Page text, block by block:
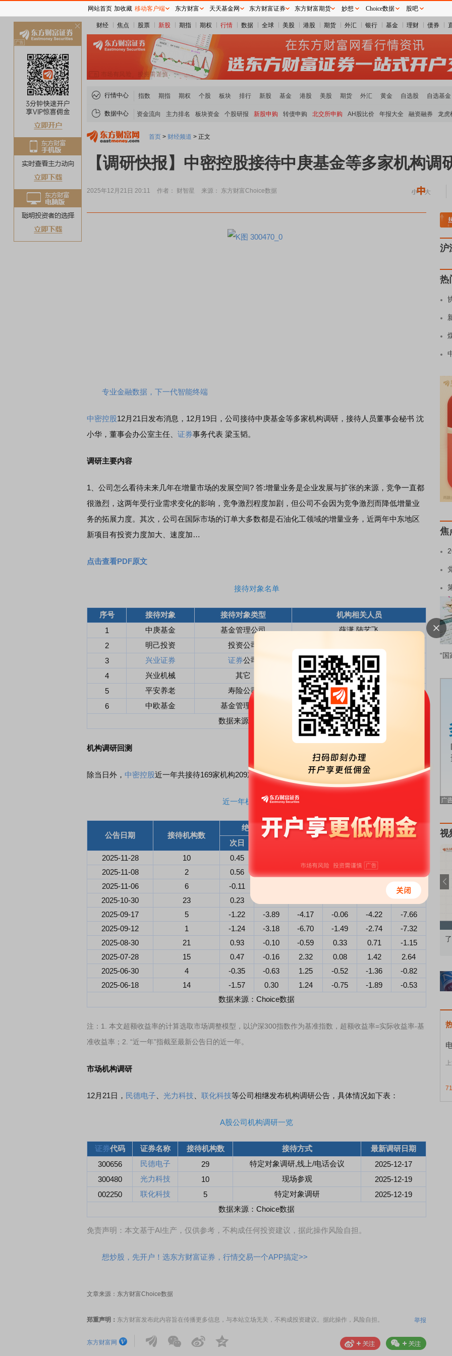
财经 焦点 股票 新股 期指 期权 行情 数据 全球 美股 港股 期货 外汇 银行 基金 理财 债券
行情中心 指数 期指 期权 个股 板块 排行 新股 基金 港股 美股 期货 外汇 黄金 自选股 自选基金
数据中心 资金流向 主力排名 板块资金 个股研报 新股申购 转债申购 北交所申购 AH股比价 年报大全 融资融券 龙虎
首页 > 财经频道 > 正文
【调研快报】中密控股接待中庚基金等多家机构调
2025年12月21日 20:11 作者： 财智星 来源： 东方财富Choice数据
专业金融数据，下一代智能终端
中密控股12月21日发布消息，12月19日，公司接待中庚基金等多家机构调研，接待人员董事会秘书 沈
小华，董事会办公室主任、 证券事务代表 梁玉韬。
调研主要内容
1、公司怎么看待未来几年在增量市场的发展空间? 答:增量业务是企业发展与扩张的来源，竞争一直都
很激烈，这两年受行业需求变化的影响，竞争激烈程度加剧，但公司不会因为竞争激烈而降低增量业
务的拓展力度。其次，公司在国际市场的订单大多数都是石油化工领域的增量业务，近两年中东地区
新项目有投资力度加大、速度加…
点击查看PDF原文
接待对象名单
序号 接待对象 接待对象类型
机构相关人员
1
中庚基金 基金管理公司
薛潇,陆艺飞
2
明己投资 投资公司
3
兴业证券 证券公司
郭亚男
4
兴业机械 其它
吴伟康
5
平安养老 寿险公司
陈晓光,曾雪菲
6
中欧基金 基金管理公司
袁维德,邵洁,代云峰
数据来源：Choice数据
机构调研回测
除当日外， 中密控股近一年共接待169家机构209次调研，近十个公告日的调研回测情况如下表所示：
近一年机构调研回测
公告日期 接待机构数
绝对收益率（%）
超额收益率（%）
次日
2025-11-28
10 0.45
2025-11-08
2 0.56 -0.99 -7.07 0.22 0.09
-2.26
2025-11-06
6 -0.11
-1.99
2025-10-30
23 0.23
7.54
2025-09-17
5 -1.22 -3.89 -4.17 -0.06 -4.22
-7.66
2025-09-12
1 -1.24 -3.18 -6.70 -1.49 -2.74
-7.32
2025-08-30
21 0.93 -0.10 -0.59 0.33 0.71
-1.15
2025-07-28
15 0.47 -0.16 2.32 0.08 1.42
2.64
2025-06-30
4 -0.35 -0.63 1.25 -0.52 -1.36
-0.82
2025-06-18
14 -1.57 0.30 1.24 -0.75 -1.89
-0.53
数据来源：Choice数据
注：1. 本文超额收益率的计算选取市场调整模型，以沪深300指数作为基准指数，超额收益率=实际收益率-基
准收益率；2. “近一年”指截至最新公告日的近一年。
市场机构调研
12月21日， 民德电子 光力科技 联化科技等公司相继发布机构调研公告，具体情况如下表：
A股公司机构调研一览
证券代码 证券名称 接待机构数 接待方式
最新调研日期
300656
民德电子 29 特定对象调研,线上/电话会议
2025-12-17
300480
光力科技 10 现场参观
2025-12-19
002250
联化科技 5 特定对象调研
2025-12-19
数据来源：Choice数据
免责声明：本文基于AI生产，仅供参考，不构成任何投资建议，据此操作风险自担。
想炒股，先开户！选东方财富证券，行情交易一个APP搞定>>
文章来源：东方财富Choice数据
郑重声明： 东方财富发布此内容旨在传播更多信息，与本站立场无关，不构成投资建议。据此操作，风险自担。 举报
东方财富网
沪
热
焦
“国
视
首席连线｜东方财富证券陈果：A股再平衡的
债券知识通识：从基础认知到特色品种 了解北交所知识 做理性投资者
71
网站首页 加收藏 移动客户端 东方财富 天天基金网 东方财富证券 东方财富期货 妙想 Choice数据 股吧
关